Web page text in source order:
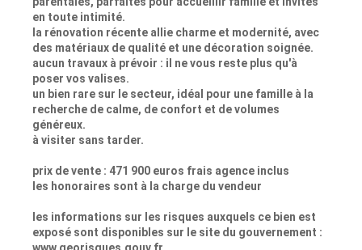
en toute intimité.
la rénovation récente allie charme et modernité, avec
des matériaux de qualité et une décoration soignée.
aucun travaux à prévoir : il ne vous reste plus qu'à
poser vos valises.
un bien rare sur le secteur, idéal pour une famille à la
recherche de calme, de confort et de volumes
généreux.
à visiter sans tarder.
prix de vente : 471 900 euros frais agence inclus
les honoraires sont à la charge du vendeur
les informations sur les risques auxquels ce bien est
exposé sont disponibles sur le site du gouvernement :
www.georisques.gouv.fr